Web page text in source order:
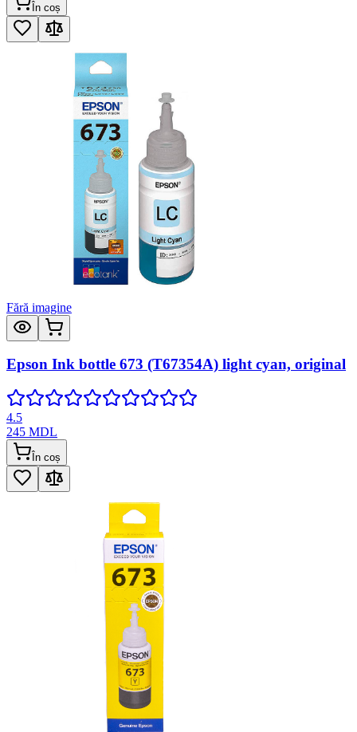
În coș
Fără imagine
Epson Ink bottle 673 (T67354A) light cyan, original
4.5
245 MDL
În coș